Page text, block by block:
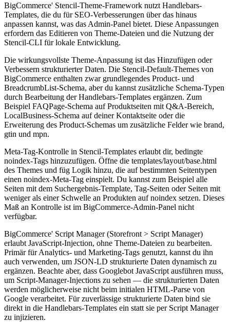
BigCommerce' Stencil-Theme-Framework nutzt Handlebars-
Templates, die du für SEO-Verbesserungen über das hinaus
anpassen kannst, was das Admin-Panel bietet. Diese Anpassungen
erfordern das Editieren von Theme-Dateien und die Nutzung der
Stencil-CLI für lokale Entwicklung.
Die wirkungsvollste Theme-Anpassung ist das Hinzufügen oder
Verbessern strukturierter Daten. Die Stencil-Default-Themes von
BigCommerce enthalten zwar grundlegendes Product- und
BreadcrumbList-Schema, aber du kannst zusätzliche Schema-Typen
durch Bearbeitung der Handlebars-Templates ergänzen. Zum
Beispiel FAQPage-Schema auf Produktseiten mit Q&A-Bereich,
LocalBusiness-Schema auf deiner Kontaktseite oder die
Erweiterung des Product-Schemas um zusätzliche Felder wie brand,
gtin und mpn.
Meta-Tag-Kontrolle in Stencil-Templates erlaubt dir, bedingte
noindex-Tags hinzuzufügen. Öffne die templates/layout/base.html
des Themes und füg Logik hinzu, die auf bestimmten Seitentypen
einen noindex-Meta-Tag einspielt. Du kannst zum Beispiel alle
Seiten mit dem Suchergebnis-Template, Tag-Seiten oder Seiten mit
weniger als einer Schwelle an Produkten auf noindex setzen. Dieses
Maß an Kontrolle ist im BigCommerce-Admin-Panel nicht
verfügbar.
BigCommerce' Script Manager (Storefront > Script Manager)
erlaubt JavaScript-Injection, ohne Theme-Dateien zu bearbeiten.
Primär für Analytics- und Marketing-Tags genutzt, kannst du ihn
auch verwenden, um JSON-LD strukturierte Daten dynamisch zu
ergänzen. Beachte aber, dass Googlebot JavaScript ausführen muss,
um Script-Manager-Injections zu sehen — die strukturierten Daten
werden möglicherweise nicht beim initialen HTML-Parse von
Google verarbeitet. Für zuverlässige strukturierte Daten bind sie
direkt in die Handlebars-Templates ein statt sie per Script Manager
zu injizieren.